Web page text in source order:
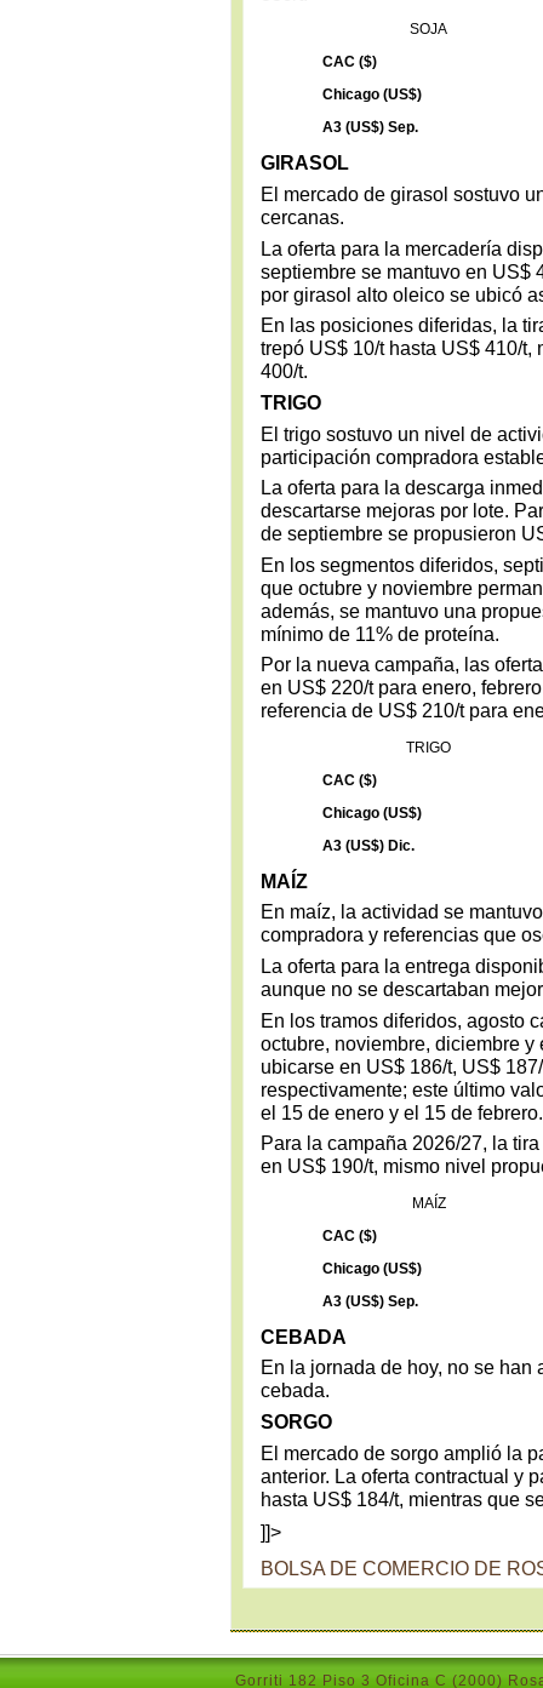
SOJA
CAC ($)
Chicago (US$)
A3 (US$) Sep.
GIRASOL
El mercado de girasol sostuvo
cercanas.
La oferta para la mercadería
septiembre se mantuvo en US$
por girasol alto oleico se ubicó
En las posiciones diferidas, la
trepó US$ 10/t hasta US$ 410/
400/t.
TRIGO
El trigo sostuvo un nivel de
participación compradora
La oferta para la descarga
descartarse mejoras por lote.
de septiembre se propusieron
En los segmentos diferidos,
que octubre y noviembre
además, se mantuvo una
mínimo de 11% de proteína.
Por la nueva campaña, las
en US$ 220/t para enero,
referencia de US$ 210/t para
TRIGO
CAC ($)
Chicago (US$)
A3 (US$) Dic.
MAÍZ
En maíz, la actividad se
compradora y referencias que
La oferta para la entrega
aunque no se descartaban
En los tramos diferidos, agosto
octubre, noviembre, diciembre
ubicarse en US$ 186/t, US$
respectivamente; este último
el 15 de enero y el 15 de febrero.
Para la campaña 2026/27, la
en US$ 190/t, mismo nivel
MAÍZ
CAC ($)
Chicago (US$)
A3 (US$) Sep.
CEBADA
En la jornada de hoy, no se
cebada.
SORGO
El mercado de sorgo amplió la
anterior. La oferta contractual y
hasta US$ 184/t, mientras que
]]>
BOLSA DE COMERCIO DE
Gorriti 182 Piso 3 Oficina C (2000)